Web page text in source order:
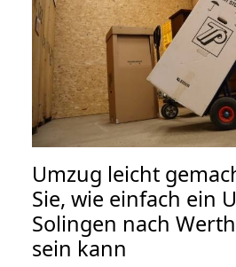
Umzug leicht
Sie, wie einfach ein
Solingen nach
sein kann